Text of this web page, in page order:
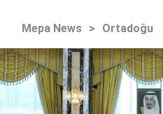
Mepa News > Ortadoğu